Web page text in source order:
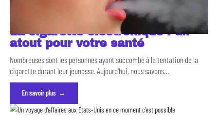
La cigarette électronique : un
atout pour votre santé
Nombreuses sont les personnes ayant succombé à la tentation de la
cigarette durant leur jeunesse. Aujourd'hui, nous savons…
En savoir plus